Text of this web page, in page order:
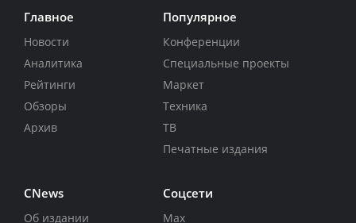
Главное
Новости
Аналитика
Рейтинги
Обзоры
Архив
Популярное
Конференции
Специальные проекты
Маркет
Техника
ТВ
Печатные издания
CNews
Об издании
Соцсети
Max